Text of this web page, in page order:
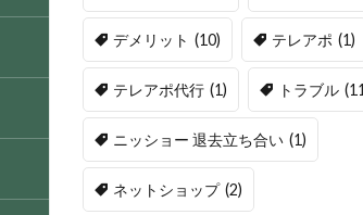
デメリット (10) テレアポ (1)
テレアポ代行 (1) トラブル
ニッショー 退去立ち合い (1)
ネットショップ (2)